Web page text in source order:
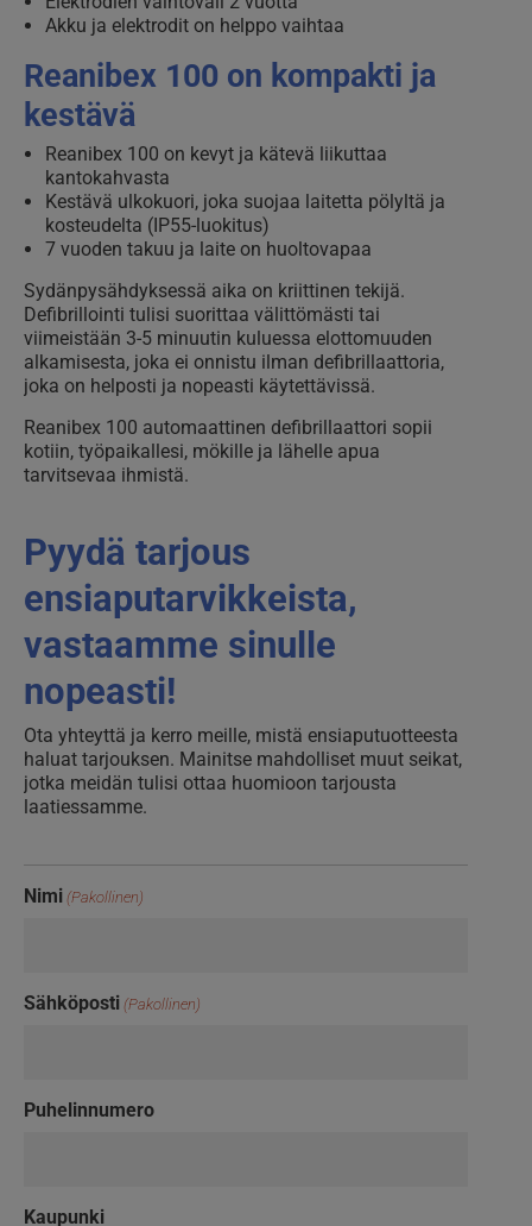
Akku ja elektrodit on helppo vaihtaa
Reanibex 100 on kompakti ja
kestävä
Reanibex 100 on kevyt ja kätevä liikuttaa
kantokahvasta
Kestävä ulkokuori, joka suojaa laitetta pölyltä ja
kosteudelta (IP55-luokitus)
7 vuoden takuu ja laite on huoltovapaa
Sydänpysähdyksessä aika on kriittinen tekijä.
Defibrillointi tulisi suorittaa välittömästi tai
viimeistään 3-5 minuutin kuluessa elottomuuden
alkamisesta, joka ei onnistu ilman defibrillaattoria,
joka on helposti ja nopeasti käytettävissä.
Reanibex 100 automaattinen defibrillaattori sopii
kotiin, työpaikallesi, mökille ja lähelle apua
tarvitsevaa ihmistä.
Pyydä tarjous
ensiaputarvikkeista,
vastaamme sinulle
nopeasti!
Ota yhteyttä ja kerro meille, mistä ensiaputuotteesta
haluat tarjouksen. Mainitse mahdolliset muut seikat,
jotka meidän tulisi ottaa huomioon tarjousta
laatiessamme.
Nimi (Pakollinen)
Sähköposti (Pakollinen)
Puhelinnumero
Kaupunki